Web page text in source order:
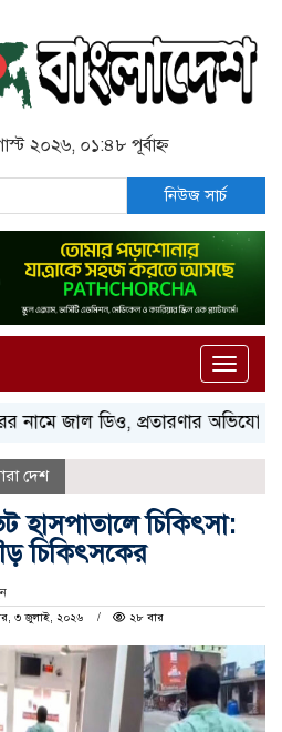
২০২৬, ০১:৪৮ পূর্বাহ্ন
নিউজ সার্চ
Toggle
ডিও, প্রতারণার অভিযোগে
দেশ
হাসপাতালে চিকিৎসা:
চিকিৎসকের
৩ জুলাই, ২০২৬
২৮ বার